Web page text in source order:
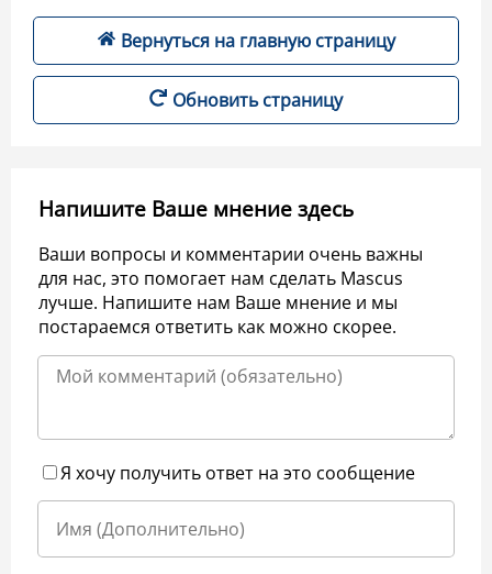
Вернуться на главную страницу
Обновить страницу
Напишите Ваше мнение здесь
Ваши вопросы и комментарии очень важны
для нас, это помогает нам сделать Mascus
лучше. Напишите нам Ваше мнение и мы
постараемся ответить как можно скорее.
Я хочу получить ответ на это сообщение